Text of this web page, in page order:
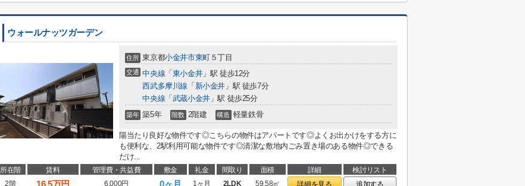
ウォールナッツガーデン
住所 東京都小金井市東町５丁目
交通 中央線 「 東小金井」駅 徒歩12分
西武多摩川線 「 新小金井 」駅 徒歩7分
中央線 「 武蔵小金井」駅 徒歩25分
築年 築5年 階数 2階建 構造 軽量鉄骨
陽当たり良好な物件です◎こちらの物件はアパートです◎よくお出かけをする方に
も便利な、2駅利用可能な物件です◎清潔な敷地内ごみ置き場のある物件◎できる
だけ...
所在階 賃料 管理費・共益費 敷金 礼金 間取り 面積 詳細
検討リスト
2階
16.5万円 6,000円 0ヶ月 1ヶ月 2LDK 59.58㎡ 詳細を見る 追加する